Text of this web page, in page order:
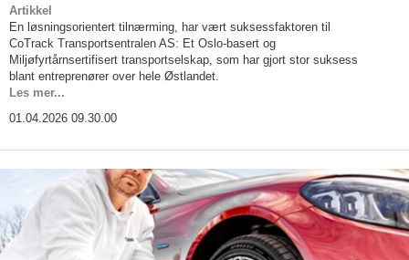
Artikkel
En løsningsorientert tilnærming, har vært suksessfaktoren til
CoTrack Transportsentralen AS: Et Oslo-basert og
Miljøfyrtårnsertifisert transportselskap, som har gjort stor suksess
blant entreprenører over hele Østlandet.
Les mer...
01.04.2026 09.30.00